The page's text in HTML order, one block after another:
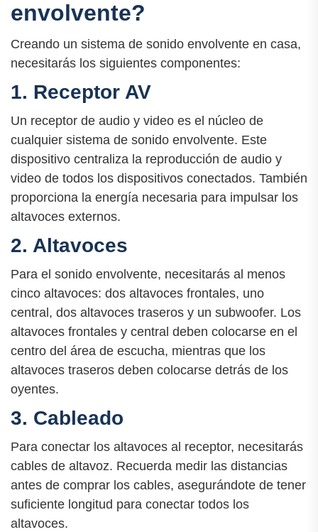
envolvente?
Creando un sistema de sonido envolvente en casa,
necesitarás los siguientes componentes:
1. Receptor AV
Un receptor de audio y video es el núcleo de
cualquier sistema de sonido envolvente. Este
dispositivo centraliza la reproducción de audio y
video de todos los dispositivos conectados. También
proporciona la energía necesaria para impulsar los
altavoces externos.
2. Altavoces
Para el sonido envolvente, necesitarás al menos
cinco altavoces: dos altavoces frontales, uno
central, dos altavoces traseros y un subwoofer. Los
altavoces frontales y central deben colocarse en el
centro del área de escucha, mientras que los
altavoces traseros deben colocarse detrás de los
oyentes.
3. Cableado
Para conectar los altavoces al receptor, necesitarás
cables de altavoz. Recuerda medir las distancias
antes de comprar los cables, asegurándote de tener
suficiente longitud para conectar todos los
altavoces.